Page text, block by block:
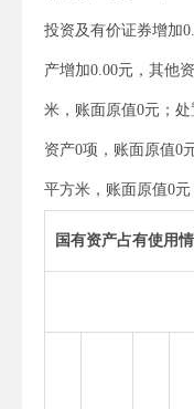
投资及有价证券增加
产增加0.00元，其他
米，账面原值0元；
资产0项，账面原值0
平方米，账面原值0元
国有资产占有使用